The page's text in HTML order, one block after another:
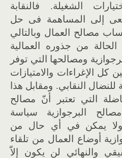
الشغيلة. فالنقابة
إلى المساهمة فى حل
مصالح العمال وبالتالي
من جذوره العمالية
ومصالحها التي توفر
كل الإغراءات والامتيازات
للنضال النقابي. ومقابل هذا
التي تعتبر أنّ مصالح
البرجوازية سياسة
ولا يمكن في أي حال من
أوضاع العمال من تلقاء
والنهائي لن يكون إلاّ